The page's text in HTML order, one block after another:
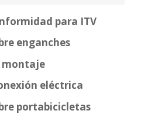
para ITV
enganches
montaje
eléctrica
portabicicletas